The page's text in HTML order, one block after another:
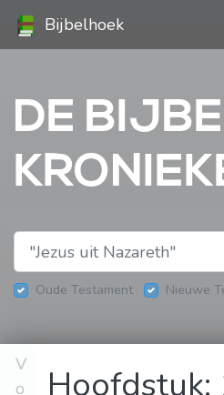
Bijbelhoek
DE
Oude Testament Nieuwe
V
o
Hoofdstuk: